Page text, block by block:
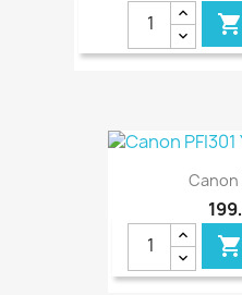

Canon
